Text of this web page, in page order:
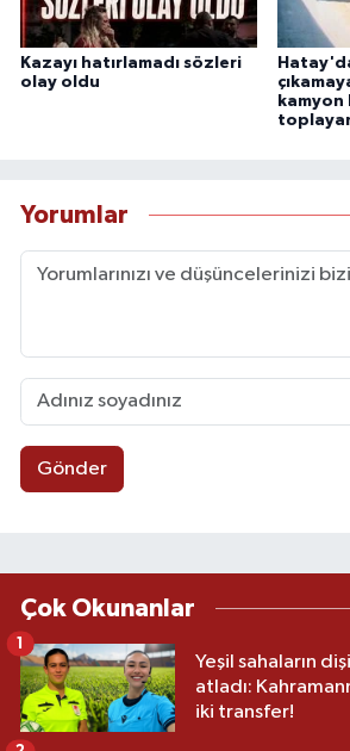
Kazayı hatırlamadı sözleri
olay oldu
kamyon
Yorumlar
Gönder
Çok Okunanlar
Yeşil sahaların
atladı:
iki transfer!
1